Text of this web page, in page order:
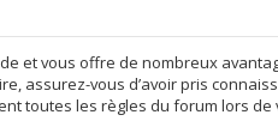
et vous offre de nombreux
assurez-vous d’avoir pris
toutes les règles du forum lors de